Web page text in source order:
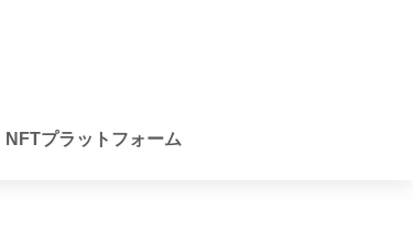
NFTプラットフォーム